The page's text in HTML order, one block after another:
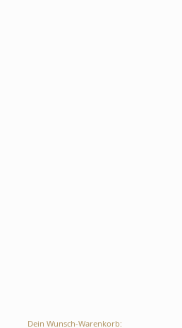
Dein Wunsch-Warenkorb: